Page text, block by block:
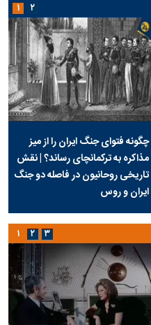
چگونه فتوای جنگ ایران را از میز
مذاکره به ترکمانچای رساند؟ | نقش
تاریخی روحانیون در فاصله دو جنگ
ایران و روس
۱ ۲
۱ ۲ ۳